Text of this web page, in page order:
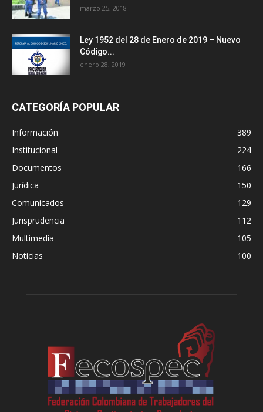
marzo 25, 2018
Ley 1952 del 28 de Enero de 2019 – Nuevo
Código...
enero 28, 2019
CATEGORÍA POPULAR
Información
389
Institucional
224
Documentos
166
Jurídica
150
Comunicados
129
Jurisprudencia
112
Multimedia
105
Noticias
100